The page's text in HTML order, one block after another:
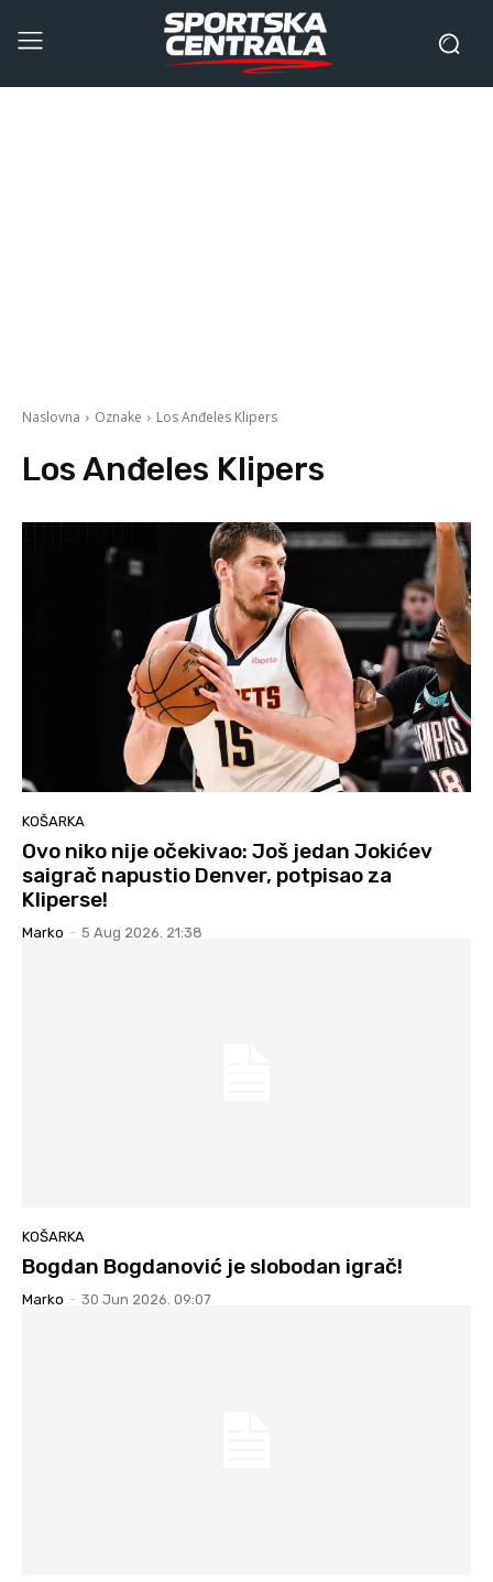
Naslovna Oznake Los Anđeles Klipers
Los Anđeles Klipers
KOŠARKA
Ovo niko nije očekivao: Još jedan Jokićev
saigrač napustio Denver, potpisao za
Kliperse!
Marko - 5 Aug 2026. 21:38
KOŠARKA
Bogdan Bogdanović je slobodan igrač!
Marko - 30 Jun 2026. 09:07